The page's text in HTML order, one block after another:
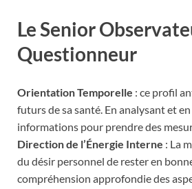
Le Senior
Questionneur
Orientation Temporelle : ce profil
futurs de sa santé. En analysant et
informations pour prendre des
Direction de l’Énergie Interne : La
du désir personnel de rester en
compréhension approfondie des